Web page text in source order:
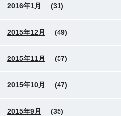
2016年1月 (31)
2015年12月 (49)
2015年11月 (57)
2015年10月 (47)
2015年9月 (35)